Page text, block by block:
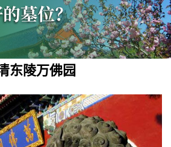
东陵万佛园